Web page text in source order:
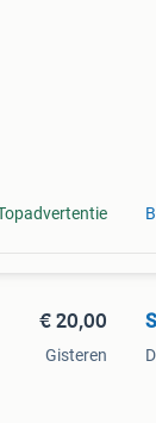
€ 20,00
Gisteren